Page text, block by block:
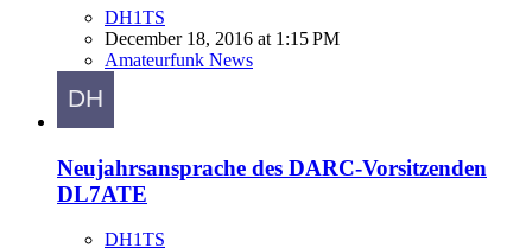
DH1TS
December 18, 2016 at 1:15 PM
Amateurfunk News
Neujahrsansprache des DARC-Vorsitzenden
DL7ATE
DH1TS